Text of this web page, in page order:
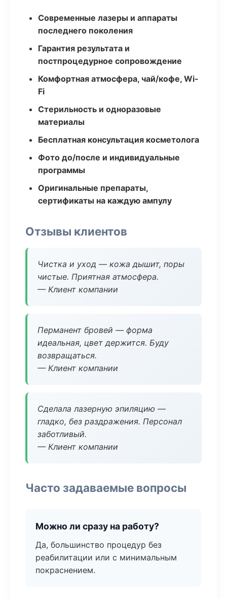
Современные лазеры и аппараты
последнего поколения
Гарантия результата и
постпроцедурное сопровождение
Комфортная атмосфера, чай/кофе, Wi-
Fi
Стерильность и одноразовые
материалы
Бесплатная консультация косметолога
Фото до/после и индивидуальные
программы
Оригинальные препараты,
сертификаты на каждую ампулу
Отзывы клиентов
Чистка и уход — кожа дышит, поры
чистые. Приятная атмосфера.
— Клиент компании
Перманент бровей — форма
идеальная, цвет держится. Буду
возвращаться.
— Клиент компании
Сделала лазерную эпиляцию —
гладко, без раздражения. Персонал
заботливый.
— Клиент компании
Часто задаваемые вопросы
Можно ли сразу на работу?
Да, большинство процедур без
реабилитации или с минимальным
покраснением.